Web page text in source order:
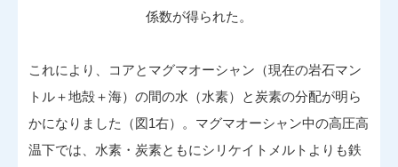
係数が得られた。
これにより、コアとマグマオーシャン（現在の岩石マン
トル＋地殻＋海）の間の水（水素）と炭素の分配が明ら
かになりました（図1右）。マグマオーシャン中の高圧高
温下では、水素・炭素ともにシリケイトメルトよりも鉄